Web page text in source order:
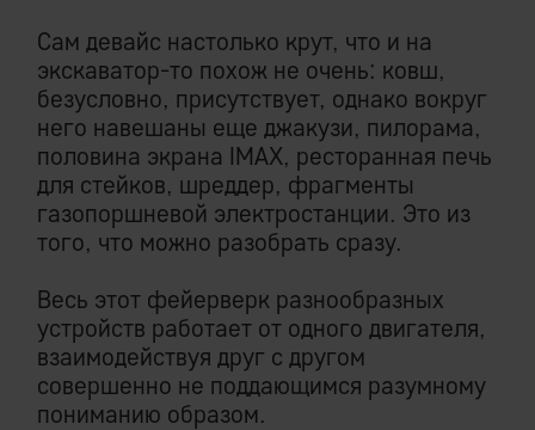
Сам девайс настолько крут, что и на
экскаватор-то похож не очень: ковш,
безусловно, присутствует, однако вокруг
него навешаны еще джакузи, пилорама,
половина экрана IMAX, ресторанная печь
для стейков, шреддер, фрагменты
газопоршневой электростанции. Это из
того, что можно разобрать сразу.
Весь этот фейерверк разнообразных
устройств работает от одного двигателя,
взаимодействуя друг с другом
совершенно не поддающимся разумному
пониманию образом.